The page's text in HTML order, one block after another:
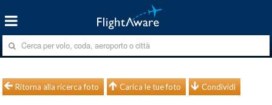
Ritorna alla ricerca foto Carica le tue foto Condividi